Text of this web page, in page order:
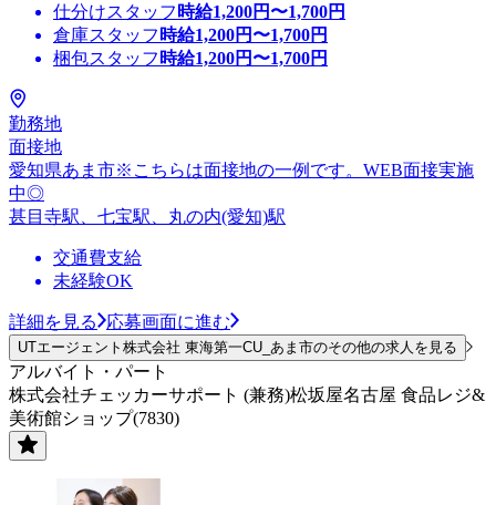
仕分けスタッフ 時給1,200円〜1,700円
倉庫スタッフ 時給1,200円〜1,700円
梱包スタッフ 時給1,200円〜1,700円
勤務地
面接地
愛知県あま市※こちらは面接地の一例です。WEB面接実施
中◎
甚目寺駅、七宝駅、丸の内(愛知)駅
交通費支給
未経験OK
詳細を見る 応募画面に進む
UTエージェント株式会社 東海第一CU_あま市のその他の求人を見る
アルバイト・パート
株式会社チェッカーサポート (兼務)松坂屋名古屋 食品レジ&
美術館ショップ(7830)